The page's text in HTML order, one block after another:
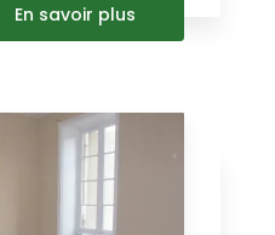
En savoir plus